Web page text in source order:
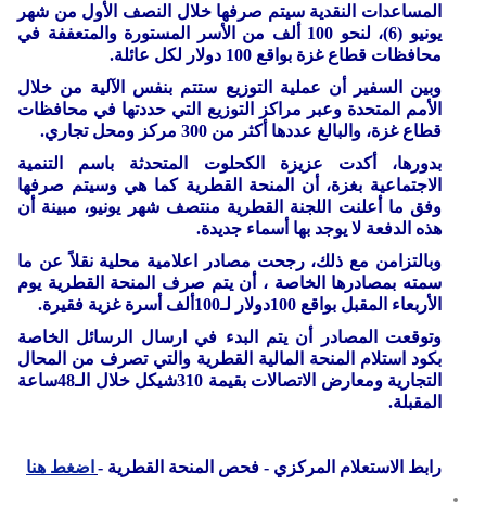
المساعدات النقدية سيتم صرفها خلال النصف الأول من شهر
يونيو (6)، لنحو 100 ألف من الأسر المستورة والمتعففة في
محافظات قطاع غزة بواقع 100 دولار لكل عائلة.
وبين السفير أن عملية التوزيع ستتم بنفس الآلية من خلال
الأمم المتحدة وعبر مراكز التوزيع التي حددتها في محافظات
قطاع غزة، والبالغ عددها أكثر من 300 مركز ومحل تجاري.
بدورها، أكدت عزيزة الكحلوت المتحدثة باسم التنمية
الاجتماعية بغزة، أن المنحة القطرية كما هي وسيتم صرفها
وفق ما أعلنت اللجنة القطرية منتصف شهر يونيو، مبينة أن
هذه الدفعة لا يوجد بها أسماء جديدة.
وبالتزامن مع ذلك، رجحت مصادر اعلامية محلية نقلاً عن ما
سمته بمصادرها الخاصة ، أن يتم صرف المنحة القطرية يوم
الأربعاء المقبل بواقع 100دولار لـ100ألف أسرة غزية فقيرة.
وتوقعت المصادر أن يتم البدء في ارسال الرسائل الخاصة
بكود استلام المنحة المالية القطرية والتي تصرف من المحال
التجارية ومعارض الاتصالات بقيمة 310شيكل خلال الـ48ساعة
المقبلة.
رابط الاستعلام المركزي - فحص المنحة القطرية - اضغط هنا